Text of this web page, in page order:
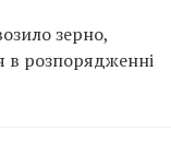
зерно,
в розпорядженні